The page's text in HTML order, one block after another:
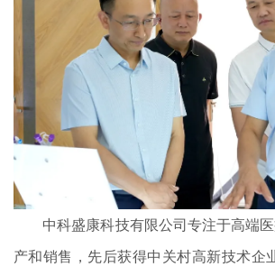
中科盛康科技有限公司专注于高端医
产和销售，先后获得中关村高新技术企